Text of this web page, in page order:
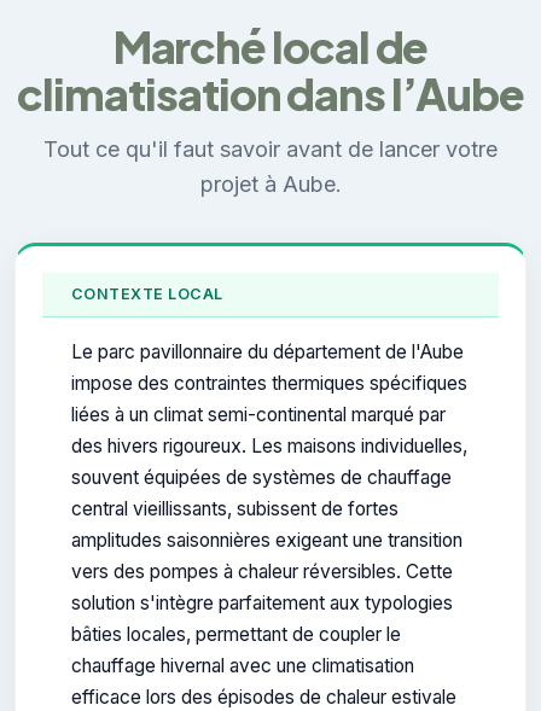
Marché local de
climatisation dans l’Aube
Tout ce qu'il faut savoir avant de lancer votre
projet à Aube.
CONTEXTE LOCAL
Le parc pavillonnaire du département de l'Aube
impose des contraintes thermiques spécifiques
liées à un climat semi-continental marqué par
des hivers rigoureux. Les maisons individuelles,
souvent équipées de systèmes de chauffage
central vieillissants, subissent de fortes
amplitudes saisonnières exigeant une transition
vers des pompes à chaleur réversibles. Cette
solution s'intègre parfaitement aux typologies
bâties locales, permettant de coupler le
chauffage hivernal avec une climatisation
efficace lors des épisodes de chaleur estivale